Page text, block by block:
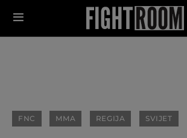
FNC MMA REGIJA SVIJET